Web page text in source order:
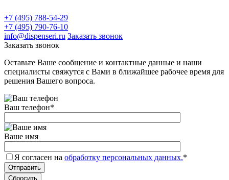
+7 (495) 788-54-29
+7 (495) 790-76-10
info@dispenseri.ru Заказать звонок
Заказать звонок
Оставьте Ваше сообщение и контактные данные и наши
специалисты свяжутся с Вами в ближайшее рабочее время для
решения Вашего вопроса.
Ваш телефон*
Ваше имя
Я согласен на обработку персональных данных.*